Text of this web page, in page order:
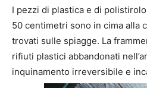
I pezzi di plastica e di
50 centimetri sono in cima alla
trovati sulle spiagge. La
rifiuti plastici abbandonati
inquinamento irreversibile e